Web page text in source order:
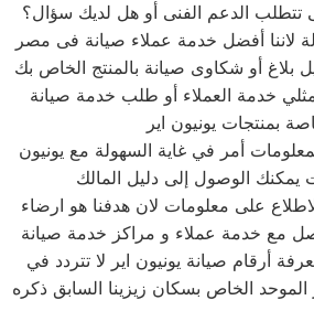
تتطلب الدعم الفنى أو هل لديك سؤال؟
أو شكاوى صيانة بالمنتج الخاص بك
خدمة العملاء أو طلب خدمة صيانة
أمر في غاية السهولة مع يونيون
يمكنك الوصول إلى دليل المالك
على معلومات لان هدفنا هو ارضاء
مع خدمة عملاء و مراكز خدمة صيانة
أرقام صيانة يونيون اير لا تتردد في
الموحد الخاص بسكان زيزينا السابق ذكره